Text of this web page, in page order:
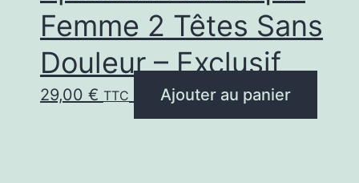
Femme 2 Têtes Sans
Douleur – Exclusif
29,00 € TTC Ajouter au panier